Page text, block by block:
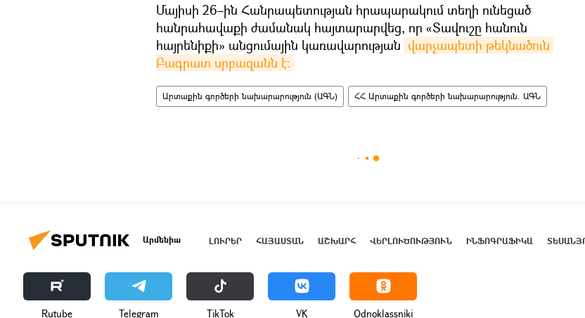
Մայիսի 26–ին Հանրապետության հրապարակում տեղի ունեցած
հանրահավաքի ժամանակ հայտարարվեց, որ «Տավուշը հանուն
հայրենիքի» անցումային կառավարության վարչապետի թեկնածուն
Բագրատ սրբազանն է։
Արտաքին գործերի նախարարություն (ԱԳՆ) ՀՀ Արտաքին գործերի նախարարություն. ԱԳՆ
Արմենիա ԼՈՒՐԵՐ ՀԱՅԱՍՏԱՆ ԱՇԽԱՐՀ ՎԵՐԼՈՒԾՈՒԹՅՈՒՆ ԻՆՖՈԳՐԱՖԻԿԱ
Rutube Telegram ТikТоk VK Odnoklassniki